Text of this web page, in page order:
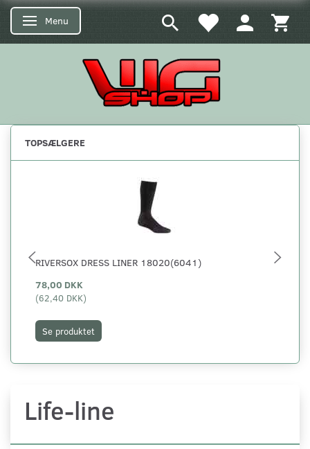
Skifte navigation
Menu
TOPSÆLGERE
RIVERSOX DRESS LINER 18020(6041)
78,00 DKK
(62,40 DKK)
Se produktet
Life-line